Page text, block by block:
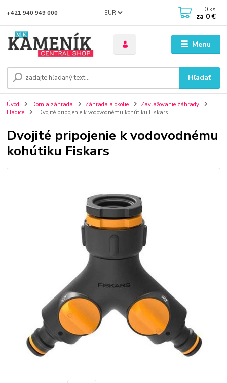
Menu
EUR
Hľadať
+421 940 949 000 0 ks
za 0 €
Úvod Dom a záhrada Záhrada a okolie
Zavlažovanie záhrady
Hadice
Dvojité pripojenie k vodovodnému kohútiku Fiskars
Dvojité pripojenie k vodovodnému
kohútiku Fiskars